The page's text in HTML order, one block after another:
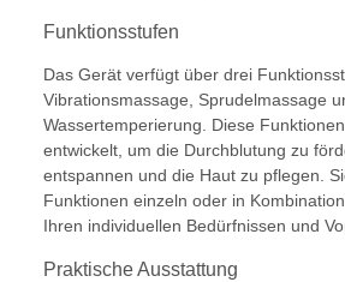
Funktionsstufen
Das Gerät verfügt über drei
Vibrationsmassage, Sprudelmassage
Wassertemperierung. Diese
entwickelt, um die Durchblutung zu
entspannen und die Haut zu pflegen.
Funktionen einzeln oder in
Ihren individuellen Bedürfnissen und
Praktische Ausstattung